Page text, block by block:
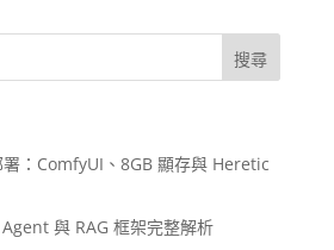
：ComfyUI、8GB 顯存與 Heretic
與 RAG 框架完整解析